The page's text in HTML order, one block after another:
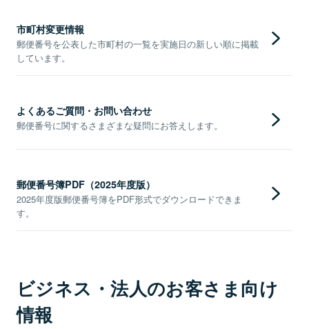
市町村変更情報
郵便番号を公表した市町村の一覧を実施日の新しい順に掲載
しています。
よくあるご質問・お問い合わせ
郵便番号に関するさまざまな疑問にお答えします。
郵便番号簿PDF（2025年度版）
2025年度版郵便番号簿をPDF形式でダウンロードできま
す。
ビジネス・法人のお客さま向け
情報